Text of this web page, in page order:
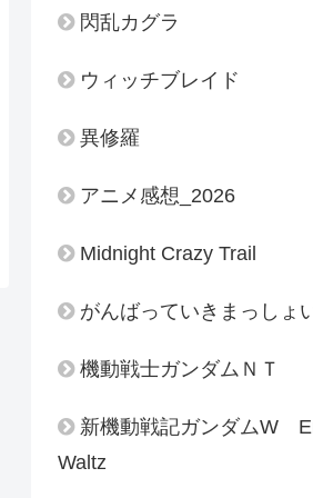
閃乱カグラ
ウィッチブレイド
異修羅
アニメ感想_2026
Midnight Crazy Trail
がんばっていきまっしょ
機動戦士ガンダムＮＴ
新機動戦記ガンダムW
Waltz